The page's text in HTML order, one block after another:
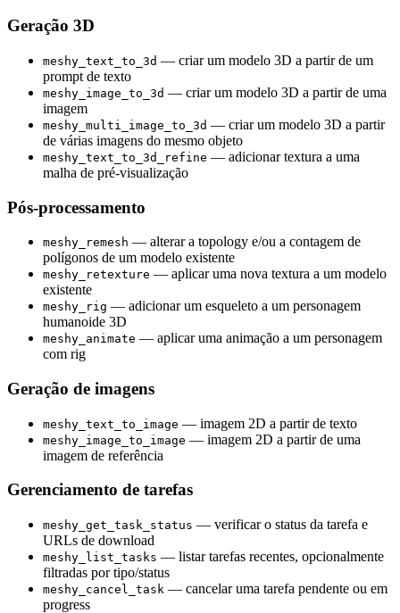
Geração 3D
meshy_text_to_3d — criar um modelo 3D a partir de um
prompt de texto
meshy_image_to_3d — criar um modelo 3D a partir de uma
imagem
meshy_multi_image_to_3d — criar um modelo 3D a partir
de várias imagens do mesmo objeto
meshy_text_to_3d_refine — adicionar textura a uma
malha de pré-visualização
Pós-processamento
meshy_remesh — alterar a topology e/ou a contagem de
polígonos de um modelo existente
meshy_retexture — aplicar uma nova textura a um modelo
existente
meshy_rig — adicionar um esqueleto a um personagem
humanoide 3D
meshy_animate — aplicar uma animação a um personagem
com rig
Geração de imagens
meshy_text_to_image — imagem 2D a partir de texto
meshy_image_to_image — imagem 2D a partir de uma
imagem de referência
Gerenciamento de tarefas
meshy_get_task_status — verificar o status da tarefa e
URLs de download
meshy_list_tasks — listar tarefas recentes, opcionalmente
filtradas por tipo/status
meshy_cancel_task — cancelar uma tarefa pendente ou em
progress